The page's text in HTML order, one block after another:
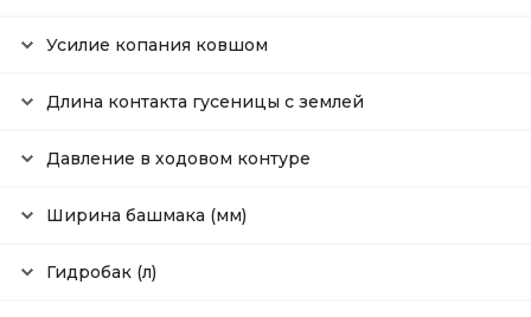
Усилие копания ковшом
Длина контакта гусеницы с землей
Давление в ходовом контуре
Ширина башмака (мм)
Гидробак (л)